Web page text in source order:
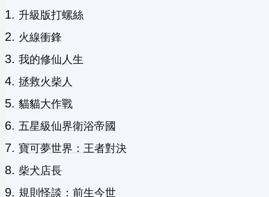
升級版打螺絲
火線衝鋒
我的修仙人生
拯救火柴人
貓貓大作戰
五星級仙界衛浴帝國
寶可夢世界：王者對決
柴犬店長
規則怪談：前生今世